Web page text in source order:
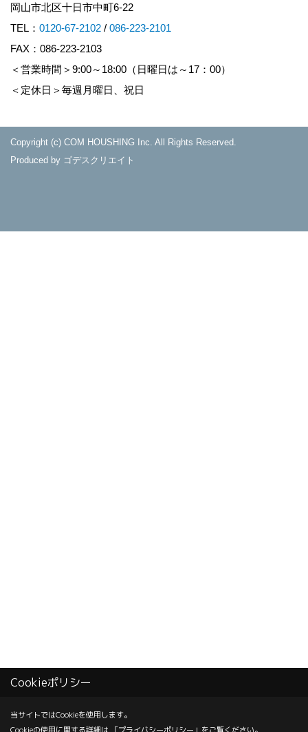
岡山市北区十日市中町6-22
TEL： 0120-67-2102 / 086-223-2101
FAX：086-223-2103
＜営業時間＞9:00～18:00（日曜日は～17：00）
＜定休日＞毎週月曜日、祝日
Copyright (c) COM HOUSHING Inc. All Rights Reserved.
Produced by ゴデスクリエイト
Cookieポリシー
当サイトではCookieを使用します。